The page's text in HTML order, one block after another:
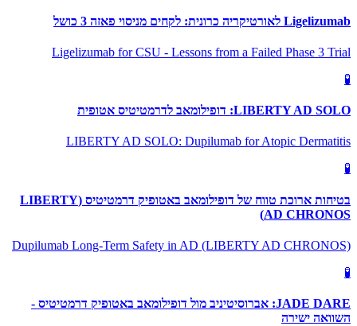
Ligelizumab לאורטיקריה כרונית: לקחים מניסוי פאזה 3 כושל
Ligelizumab for CSU - Lessons from a Failed Phase 3 Trial
🧪
LIBERTY AD SOLO: דופילומאב לדרמטיטיס אטופית
LIBERTY AD SOLO: Dupilumab for Atopic Dermatitis
🧪
בטיחות ארוכת טווח של דופילומאב באטופיק דרמטיטיס (LIBERTY
AD CHRONOS)
Dupilumab Long-Term Safety in AD (LIBERTY AD CHRONOS)
🧪
JADE DARE: אברוסיטיניב מול דופילומאב באטופיק דרמטיטיס -
השוואה ישירה